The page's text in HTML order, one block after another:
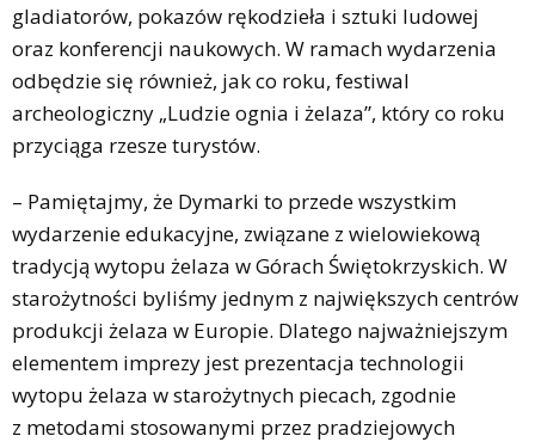
gladiatorów, pokazów rękodzieła i sztuki ludowej
oraz konferencji naukowych. W ramach wydarzenia
odbędzie się również, jak co roku, festiwal
archeologiczny „Ludzie ognia i żelaza”, który co roku
przyciąga rzesze turystów.
– Pamiętajmy, że Dymarki to przede wszystkim
wydarzenie edukacyjne, związane z wielowiekową
tradycją wytopu żelaza w Górach Świętokrzyskich. W
starożytności byliśmy jednym z największych centrów
produkcji żelaza w Europie. Dlatego najważniejszym
elementem imprezy jest prezentacja technologii
wytopu żelaza w starożytnych piecach, zgodnie
z metodami stosowanymi przez pradziejowych